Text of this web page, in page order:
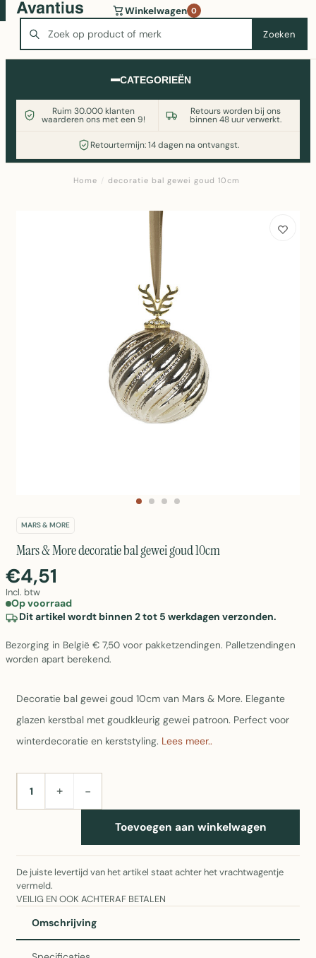
Zoeken
Winkelwagen 0
CATEGORIEËN
Ruim 30.000 klanten
waarderen ons met een 9!
Retours worden bij ons
binnen 48 uur verwerkt.
Retourtermijn: 14 dagen na ontvangst.
Wasmachine of koelkast nodig? Vergelijk alle prijzen op
Witgoedaanbod.nl
Home / decoratie bal gewei goud 10cm
MARS & MORE
Mars & More decoratie bal gewei goud 10cm
€4,51
Incl. btw
Op voorraad
Dit artikel wordt binnen 2 tot 5 werkdagen verzonden.
Bezorging in België € 7,50 voor pakketzendingen. Palletzendingen
worden apart berekend.
Decoratie bal gewei goud 10cm van Mars & More. Elegante
glazen kerstbal met goudkleurig gewei patroon. Perfect voor
winterdecoratie en kerststyling. Lees meer..
AANTAL+ −
Toevoegen aan winkelwagen
De juiste levertijd van het artikel staat achter het vrachtwagentje
vermeld.
VEILIG EN OOK ACHTERAF BETALEN
Omschrijving